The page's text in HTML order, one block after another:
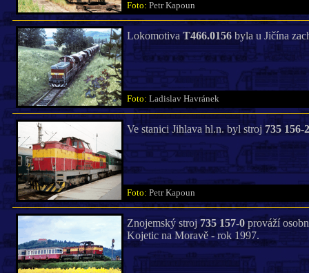
Foto: Petr Kapoun
LokomotivaT466.0156byla u Jičína
Foto: Ladislav Havránek
Ve stanici Jihlava hl.n. byl stroj 735 156-2
Foto: Petr Kapoun
Znojemský stroj735 157-0prováží
Kojetic na Moravě - rok 1997.